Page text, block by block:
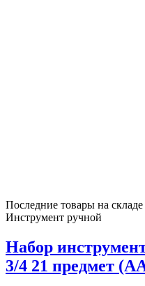
Последние товары на складе
Инструмент ручной
Набор
3/4 21 предмет